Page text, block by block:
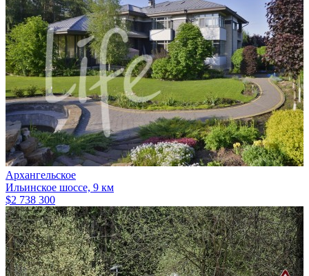
Архангельское
Ильинское шоссе, 9 км
$2 738 300